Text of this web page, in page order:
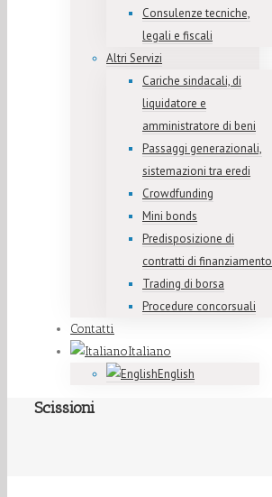
Consulenze tecniche,
legali e fiscali
Altri Servizi
Cariche sindacali, di
liquidatore e
amministratore di beni
Passaggi generazionali,
sistemazioni tra eredi
Crowdfunding
Mini bonds
Predisposizione di
contratti di finanziamento
Trading di borsa
Procedure concorsuali
Contatti
Italiano
English
Scissioni